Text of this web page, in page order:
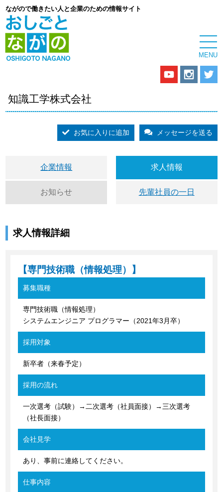
ながので働きたい人と企業のための情報サイト
知識工学株式会社
お気に入りに追加 メッセージを送る
企業情報 求人情報
お知らせ 先輩社員の一日
求人情報詳細
【専門技術職（情報処理）】
募集職種
専門技術職（情報処理）
システムエンジニア プログラマー（2021年3月卒）
採用対象
新卒者（来春予定）
採用の流れ
一次選考（試験）→二次選考（社員面接）→三次選考
（社長面接）
会社見学
あり、事前に連絡してください。
仕事内容